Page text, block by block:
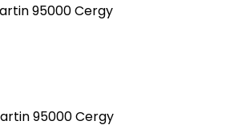
95000 Cergy
95000 Cergy